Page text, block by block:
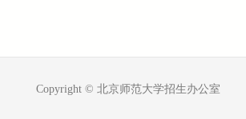
Copyright © 北京师范大学招生办公室